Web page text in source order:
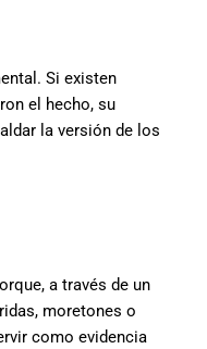
Si existen
el hecho, su
la versión de los
a través de un
moretones o
como evidencia